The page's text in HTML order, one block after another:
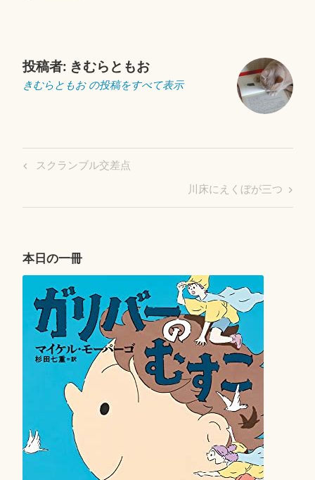
投稿者: きむらともお
きむらともお の投稿をすべて表示
投
ー
シ
ン
Previous
スクランブル交差点
Next
Post
川床にえくぼが三つ
本日の一冊